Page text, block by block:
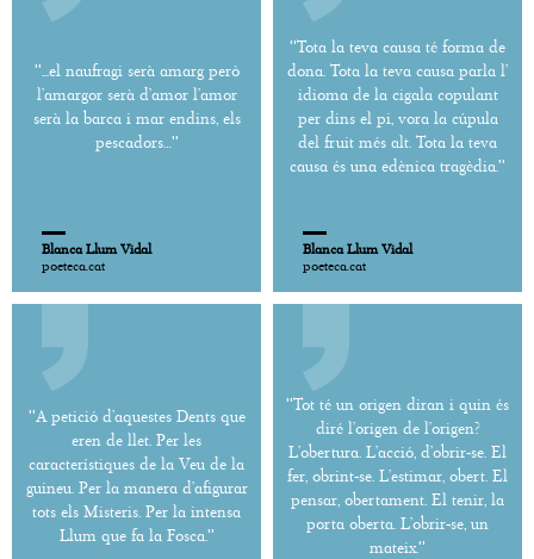
''...el naufragi serà amarg però
l’amargor serà d’amor l’amor
serà la barca i mar endins, els
pescadors…''
Blanca Llum Vidal
poeteca.cat
''Tota la teva causa té forma de
dona. Tota la teva causa parla l’
idioma de la cigala copulant
per dins el pi, vora la cúpula
del fruit més alt. Tota la teva
causa és una edènica tragèdia.''
Blanca Llum Vidal
poeteca.cat
''A petició d’aquestes Dents que
eren de llet. Per les
característiques de la Veu de la
guineu. Per la manera d’afigurar
tots els Misteris. Per la intensa
Llum que fa la Fosca.''
''Tot té un origen diran i quin és
diré l’origen de l’origen?
L’obertura. L’acció, d’obrir-se. El
fer, obrint-se. L’estimar, obert. El
pensar, obertament. El tenir, la
porta oberta. L’obrir-se, un
mateix.''